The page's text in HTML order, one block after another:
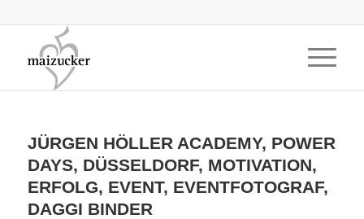
JÜRGEN HÖLLER ACADEMY, POWER
DAYS, DÜSSELDORF, MOTIVATION,
ERFOLG, EVENT, EVENTFOTOGRAF,
DAGGI BINDER